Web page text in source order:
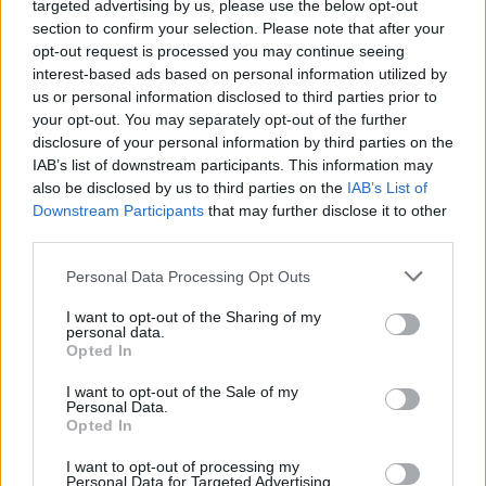
targeted advertising by us, please use the below opt-out
section to confirm your selection. Please note that after your
opt-out request is processed you may continue seeing
interest-based ads based on personal information utilized by
us or personal information disclosed to third parties prior to
your opt-out. You may separately opt-out of the further
disclosure of your personal information by third parties on the
IAB’s list of downstream participants. This information may
also be disclosed by us to third parties on the IAB’s List of
Downstream Participants that may further disclose it to other
Personal Data Processing Opt Outs
I want to opt-out of the Sharing of my
personal data.
Opted In
I want to opt-out of the Sale of my
Personal Data.
Opted In
I want to opt-out of processing my
Personal Data for Targeted Advertising.
ευπρέπειας και να μην προβαίνουν σε ανήθικες ή υβριστικές
διατυπώσεις. Το dailypost.gr διατηρεί το δικαίωμα να μην
επιτρέψει κάποια ανάρτηση ή να την αποσύρει εφόσον δε συνάδει
με τους παραπάνω κανόνες ή θεωρηθεί ότι προσβάλλει, διαβάλλει
ή δυσφημεί οποιοδήποτε φυσικό πρόσωπο, φορέα ή μάρκα.
Απαγορεύεται η με οποιοδήποτε τρόπο διαταραχή των συζητήσεων
ή άλλης μορφής επικοινωνιών που γίνονται σε αληθινό χρόνο, με
την αποστολή επαναληπτικών ή/και ανούσιων μηνυμάτων
(flooding). Αντίστοιχα, απαγορεύεται η αποστολή
επαναλαμβανόμενων, ενοχλητικών, συνειδητά υπέρογκων ή
συστημάτων του παρόντος διαδικτυακού τόπου (bombing,
διατηρεί το δικαίωμα να εκδιώξει άμεσα τον διαταράσσοντα από
την επικοινωνιακή πλατφόρμα έως και να τον αποκλείσει οριστικά
από κάθε προσφερόμενη υπηρεσία, διατηρώντας κάθε επιφύλαξη
Απαγορεύεται ρητά η χρήση οποιασδήποτε υπηρεσίας του
Ιστότοπου για οποιονδήποτε άλλο σκοπό εκτός από προσωπικό.
Ενδεικτικά, απαγορεύεται απολύτως η εκμετάλλευση των
προώθηση εμπορικών μηνυμάτων πάσης φύσεως,